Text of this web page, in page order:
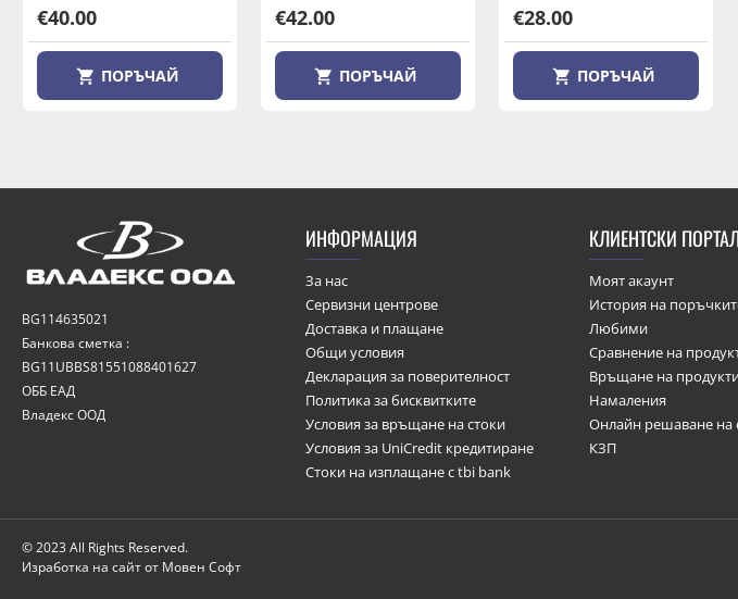
€40.00
ПОРЪЧАЙ
€42.00
ПОРЪЧАЙ
€28.00
ПОРЪЧАЙ
BG114635021
Банкова сметка :
BG11UBBS81551088401627
ОББ ЕАД
Владекс ООД
ИНФОРМАЦИЯ
За нас
Сервизни центрове
Доставка и плащане
Общи условия
Декларация за поверителност
Политика за бисквитките
Условия за връщане на стоки
Условия за UniCredit кредитиране
Стоки на изплащане с tbi bank
КЛИЕНТСКИ
Моят акаунт
История на
Любими
Сравнение на
Връщане на
Намаления
Онлайн решаване на
КЗП
© 2023 All Rights Reserved.
Изработка на сайт от Мовен Софт